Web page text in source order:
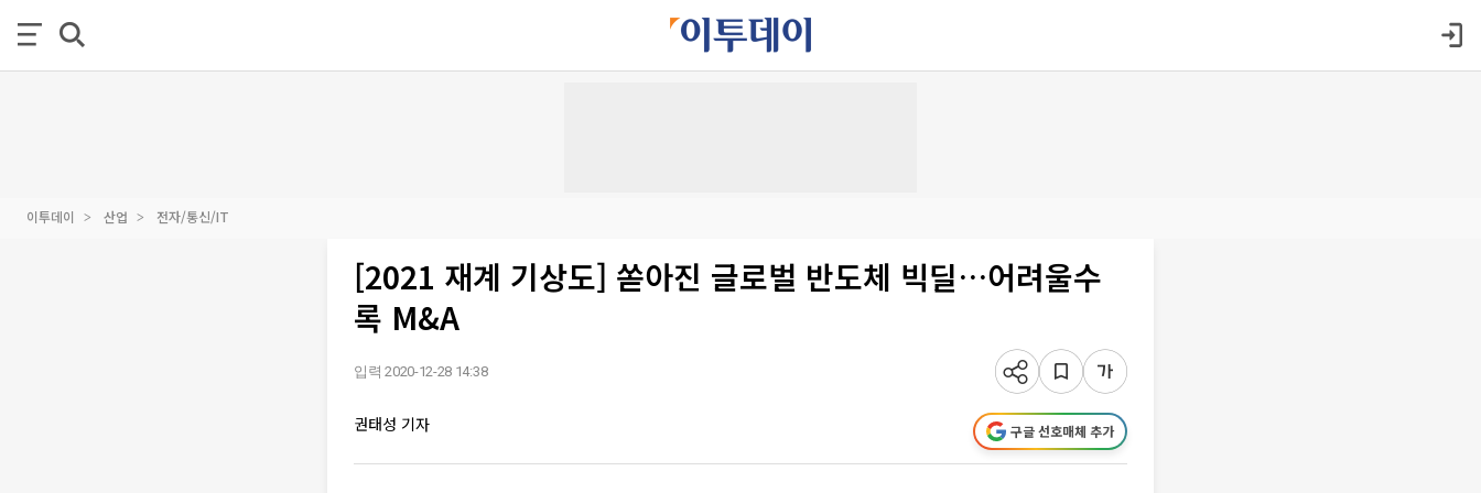
이투데이 산업 전자/통신/IT
[2021 재계 기상도] 쏟아진 글로벌 반도체 빅딜…어려울수
록 M&A
입력 2020-12-28 14:38
권태성 기자 구글 선호매체 추가